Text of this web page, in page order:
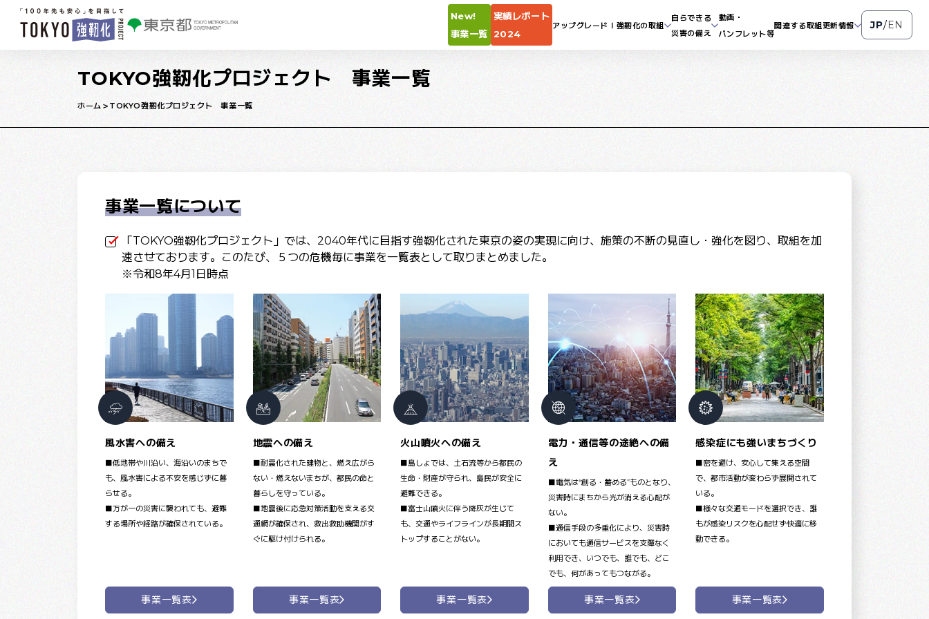
本文へ移動
New!
事業一覧
実績レポート
2024
アップグレードⅠ 強靭化の取組
自らできる
災害の備え
動画・
パンフレット等
関連する取組更新情報 JP/EN
TOKYO強靭化プロジェクト 事業一覧
ホーム TOKYO強靭化プロジェクト 事業一覧
事業一覧について
「TOKYO強靭化プロジェクト」では、2040年代に目指す強靭化された東京の姿の実現に向け、施策の不断の見直し・強化を図り、取組を加
速させております。このたび、５つの危機毎に事業を一覧表として取りまとめました。
※令和8年4月1日時点
風水害への備え
■低地帯や川沿い、海沿いのまちで
も、風水害による不安を感じずに暮
らせる。
■万が一の災害に襲われても、避難
する場所や経路が確保されている。
事業一覧表
地震への備え
■耐震化された建物と、燃え広がら
ない・燃えないまちが、都民の命と
暮らしを守っている。
■地震後に応急対策活動を支える交
通網が確保され、救出救助機関がす
ぐに駆け付けられる。
事業一覧表
火山噴火への備え
■島しょでは、土石流等から都民の
生命・財産が守られ、島民が安全に
避難できる。
■富士山噴火に伴う降灰が生じて
も、交通やライフラインが長期間ス
トップすることがない。
事業一覧表
電力・通信等の途絶への備
え
■電気は“創る・蓄める”ものとなり、
災害時にまちから光が消える心配が
ない。
■通信手段の多重化により、災害時
においても通信サービスを支障なく
利用でき、いつでも、誰でも、どこ
でも、何があってもつながる。
事業一覧表
感染症にも強いまちづくり
■密を避け、安心して集える空間
で、都市活動が変わらず展開されて
いる。
■様々な交通モードを選択でき、誰
もが感染リスクを心配せず快適に移
動できる。
事業一覧表